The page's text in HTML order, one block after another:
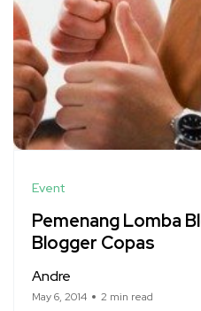
Event
Pemenang Lomba
Blogger Copas
Andre
May 6, 2014 2 min read